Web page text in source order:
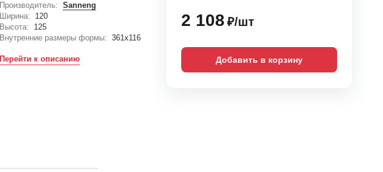
2 108 ₽/шт
Добавить в корзину
Производитель:
Sanneng
Ширина:
120
Высота:
125
Внутренние размеры формы:
361х116
Перейти к описанию